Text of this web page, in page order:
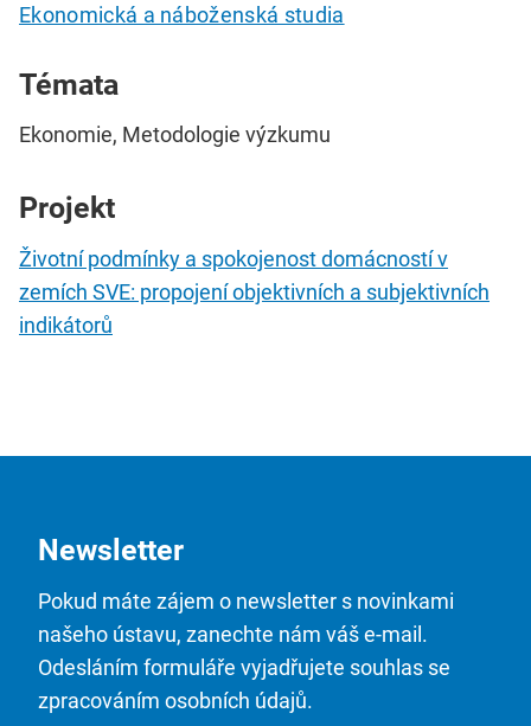
Ekonomická a náboženská studia
Témata
Ekonomie, Metodologie výzkumu
Projekt
Životní podmínky a spokojenost domácností v
zemích SVE: propojení objektivních a subjektivních
indikátorů
Newsletter
Pokud máte zájem o newsletter s novinkami
našeho ústavu, zanechte nám váš e-mail.
Odesláním formuláře vyjadřujete souhlas se
zpracováním osobních údajů.